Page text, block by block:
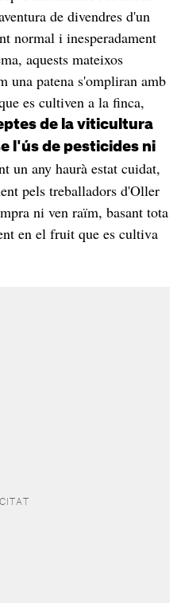
de divendres d'un
normal i inesperadament
aquests mateixos
una patena s'ompliran amb
es cultiven a la finca,
de la viticultura
l'ús de pesticides ni
un any haurà estat cuidat,
pels treballadors d'Oller
ni ven raïm, basant tota
en el fruit que es cultiva